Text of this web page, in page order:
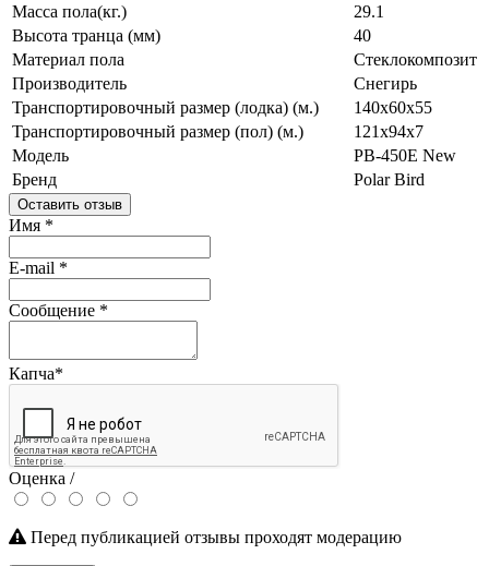
Масса пола(кг.)
29.1
Высота транца (мм)
40
Материал пола
Стеклокомпозит
Производитель
Снегирь
Транспортировочный размер (лодка) (м.)
140x60x55
Транспортировочный размер (пол) (м.)
121x94x7
Модель
PB-450E New
Бренд
Polar Bird
Оставить отзыв
Имя *
E-mail *
Сообщение *
Капча*
Оценка /
Перед публикацией отзывы проходят модерацию